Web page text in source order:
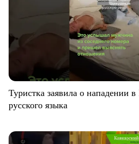
Туристка заявила о нападении в
русского языка